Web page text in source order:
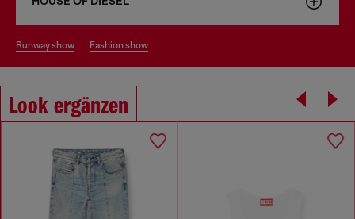
runway show fashion show
Look ergänzen